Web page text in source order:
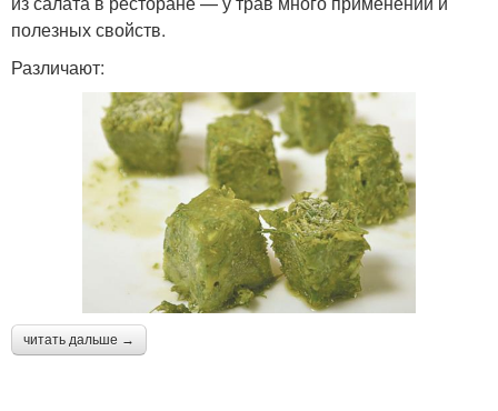
полезных свойств.
Различают:
читать дальше →